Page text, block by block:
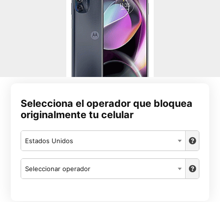
Selecciona el operador que bloquea
originalmente tu celular
Estados Unidos
Seleccionar operador